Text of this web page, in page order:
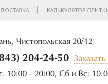
ДОСТАВКА КАЛЬКУЛЯТОР
Чистопольская 20/12
204-24-50
10:00 - 20:00, Сб и Вс: